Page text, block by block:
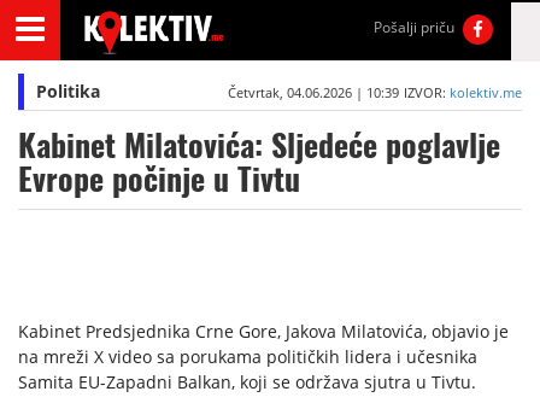
Pošalji priču
Politika Četvrtak, 04.06.2026 | 10:39 IZVOR: kolektiv.me
Kabinet Milatovića: Sljedeće poglavlje
Evrope počinje u Tivtu
Kabinet Predsjednika Crne Gore, Jakova Milatovića, objavio je
na mreži X video sa porukama političkih lidera i učesnika
Samita EU-Zapadni Balkan, koji se održava sjutra u Tivtu.